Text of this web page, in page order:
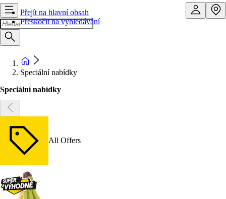
Přejít na hlavní obsah
Přeskočit na vyhledávání
Speciální nabídky
Speciální nabídky
All Offers